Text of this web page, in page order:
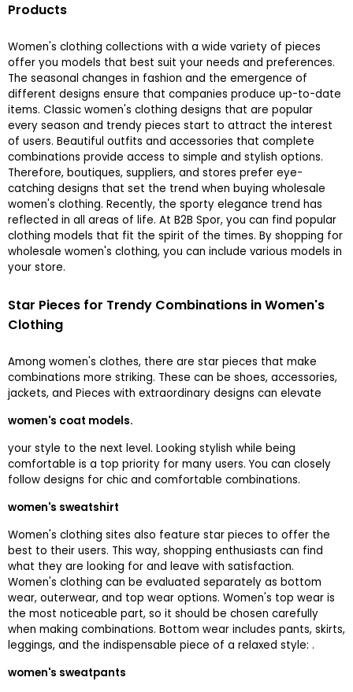
Products
Women's clothing collections with a wide variety of pieces
offer you models that best suit your needs and preferences.
The seasonal changes in fashion and the emergence of
different designs ensure that companies produce up-to-date
items. Classic women's clothing designs that are popular
every season and trendy pieces start to attract the interest
of users. Beautiful outfits and accessories that complete
combinations provide access to simple and stylish options.
Therefore, boutiques, suppliers, and stores prefer eye-
catching designs that set the trend when buying wholesale
women's clothing. Recently, the sporty elegance trend has
reflected in all areas of life. At B2B Spor, you can find popular
clothing models that fit the spirit of the times. By shopping for
wholesale women's clothing, you can include various models in
your store.
Star Pieces for Trendy Combinations in Women's
Clothing
Among women's clothes, there are star pieces that make
combinations more striking. These can be shoes, accessories,
jackets, and
women's coat models.
Pieces with extraordinary designs can elevate
your style to the next level. Looking stylish while being
comfortable is a top priority for many users. You can closely
follow
women's sweatshirt
designs for chic and comfortable combinations.
Women's clothing sites also feature star pieces to offer the
best to their users. This way, shopping enthusiasts can find
what they are looking for and leave with satisfaction.
Women's clothing can be evaluated separately as bottom
wear, outerwear, and top wear options. Women's top wear is
the most noticeable part, so it should be chosen carefully
when making combinations. Bottom wear includes pants, skirts,
leggings, and the indispensable piece of a relaxed style:
women's sweatpants
.